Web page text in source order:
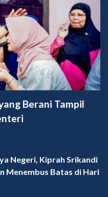
Berani Tampil
Negeri, Kiprah Srikandi
Menembus Batas di Hari